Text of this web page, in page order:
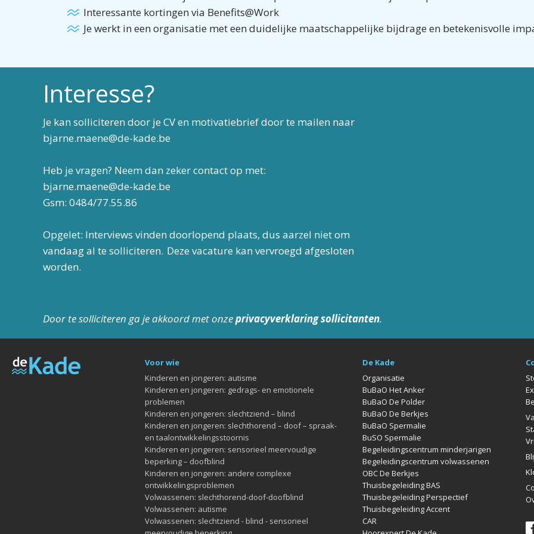
Interessante kortingen via Benefits@Work
Je werkt in een organisatie met een duidelijke maatschappelijke bijdrage en betekenisvolle
Interesse?
Je kan solliciteren door je CV en motivatiebrief door te mailen naar
bjarne.maene@de-kade.be
Heb je vragen? Neem dan zeker contact op met:
bjarne.maene@de-kade.be
Gsm: 0484/77.55.86
Opgelet: Interviews vinden doorlopend plaats, dus aarzel niet om
vandaag al te solliciteren. Deze vacature kan vervroegd afgesloten
worden.
Door te solliciteren ga je akkoord met onzeprivacyverklaring sollicitanten.
Voor wie
Kinderen en jongeren: autisme
Kinderen en jongeren: gedrags- en emotionele
problemen
Kinderen en jongeren: slechtziend – blind
Kinderen en jongeren: slechthorend – doof – spraak-
en taalontwikkelingsstoornis
Kinderen en jongeren: sensorieel meervoudige
beperking – doofblind
Kinderen en jongeren: andere complexe
ontwikkelingsproblemen
Volwassenen: slechthorend-doof-doofblind
Volwassenen: autisme
Volwassenen: slechtziend - blind - sensorieel
De Kade
Organisatie
BuBaO Het Anker
BuBaO De Polder
BuBaO De Berkjes
BuBaO Spermalie
BuSO Spermalie
Begeleidingscentrum minderjarigen
Begeleidingscentrum volwassenen
OBC De Berkjes
Thuisbegeleiding BAS
Thuisbegeleiding Perspectief
Thuisbegeleiding Accent
CAR